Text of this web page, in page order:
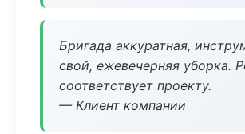
Бригада аккуратная,
свой, ежевечерняя уборка.
соответствует проекту.
— Клиент компании